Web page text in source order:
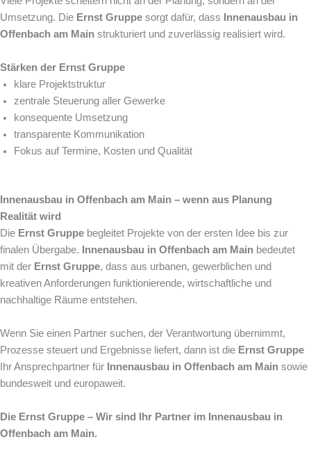
Umsetzung. Die Ernst Gruppe sorgt dafür, dass
Innenausbau in
Offenbach am Main strukturiert und zuverlässig realisiert wird.
Stärken der Ernst Gruppe
klare Projektstruktur
zentrale Steuerung aller Gewerke
konsequente Umsetzung
transparente Kommunikation
Fokus auf Termine, Kosten und Qualität
Innenausbau in Offenbach am Main – wenn aus Planung
Realität wird
Die Ernst Gruppe begleitet Projekte von der ersten Idee bis zur
finalen Übergabe.
Innenausbau in Offenbach am Main bedeutet
mit der Ernst Gruppe, dass aus urbanen, gewerblichen und
kreativen Anforderungen funktionierende, wirtschaftliche und
nachhaltige Räume entstehen.
Wenn Sie einen Partner suchen, der Verantwortung übernimmt,
Prozesse steuert und Ergebnisse liefert, dann ist die Ernst Gruppe
Ihr Ansprechpartner für Innenausbau in Offenbach am Main sowie
bundesweit und europaweit.
Die Ernst Gruppe – Wir sind Ihr Partner im Innenausbau in
Offenbach am Main.